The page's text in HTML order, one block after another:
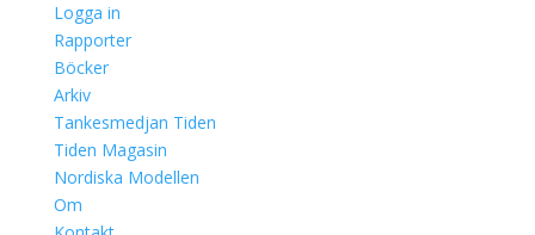
Logga in
Rapporter
Böcker
Arkiv
Tankesmedjan Tiden
Tiden Magasin
Nordiska Modellen
Om